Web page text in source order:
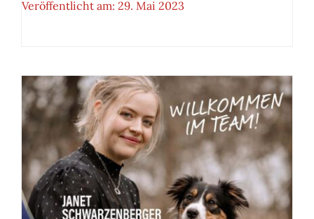
Kostenloser Vortrag zum
Thema „Hundeernährung“
Veröffentlicht am: 29. Mai 2023